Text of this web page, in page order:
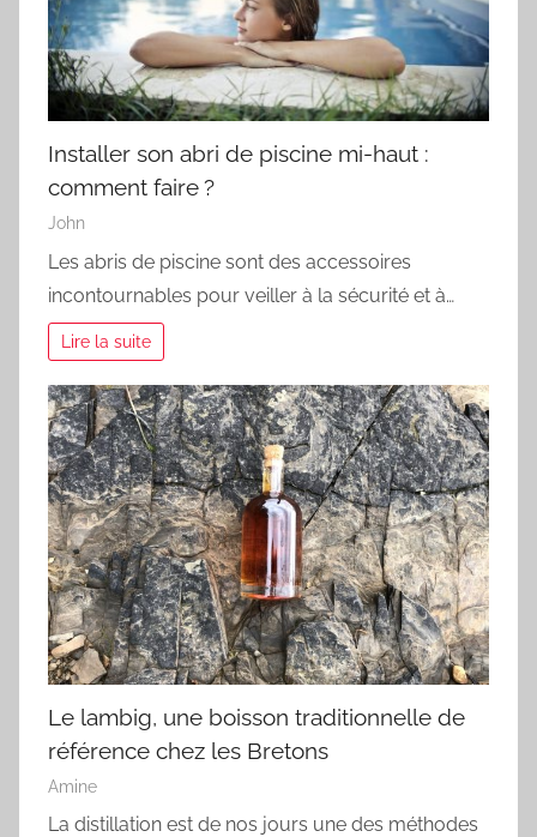
Installer son abri de piscine mi-haut :
comment faire ?
John
Les abris de piscine sont des accessoires
incontournables pour veiller à la sécurité et à…
Lire la suite
Le lambig, une boisson traditionnelle de
référence chez les Bretons
Amine
La distillation est de nos jours une des méthodes